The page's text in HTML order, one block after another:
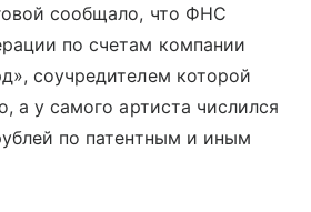
сообщало, что ФНС
по счетам компании
соучредителем которой
а у самого артиста числился
по патентным и иным